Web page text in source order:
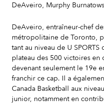
DeAveiro, Murphy
DeAveiro, entraîneur-chef
métropolitaine de Toronto,
tant au niveau de U SPORTS
plateau des 500 victoires en
devenant seulement le 19e
franchir ce cap. Il a
Canada Basketball aux
junior, notamment en